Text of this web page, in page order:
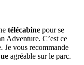
télécabine pour se
Adventure. C’est ce
Je vous recommande
agréable sur le parc.